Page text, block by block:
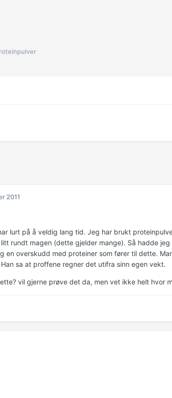
2011
lurt på å veldig lang tid. Jeg har brukt
rundt magen (dette gjelder mange). Så hadde
en overskudd med proteiner som fører til dette.
sa at proffene regner det utifra sinn egen vekt.
vil gjerne prøve det da, men vet ikke helt hvor